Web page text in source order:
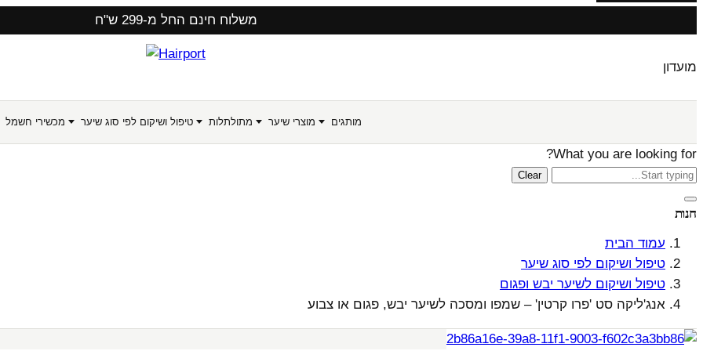
משלוח חינם החל מ-299 ש"ח
מועדון
מותגים מוצרי שיער מתולתלות טיפול ושיקום לפי סוג שיער מכשירי חשמל
What you are looking for?
Clear
חנות
עמוד הבית
טיפול ושיקום לפי סוג שיער
טיפול ושיקום לשיער יבש ופגום
אנג'ליקה סט 'פרו קרטין' – שמפו ומסכה לשיער יבש, פגום או צבוע